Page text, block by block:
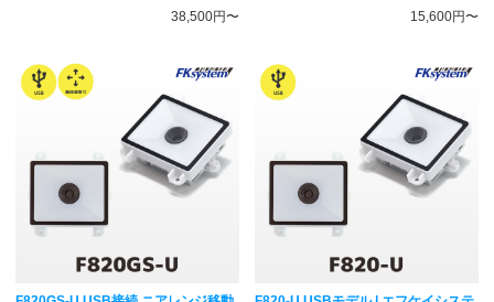
38,500円〜
ハンディスキャナー FKsystem
15,600円〜